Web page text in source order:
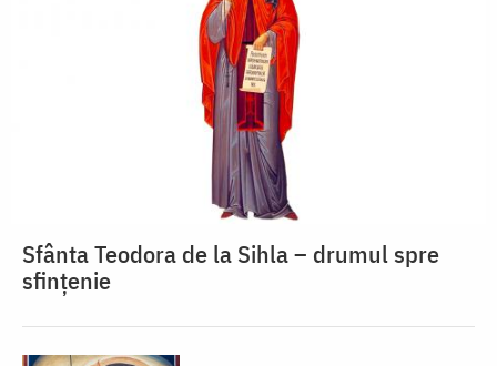
Sfânta Teodora de la Sihla – drumul spre
sfințenie